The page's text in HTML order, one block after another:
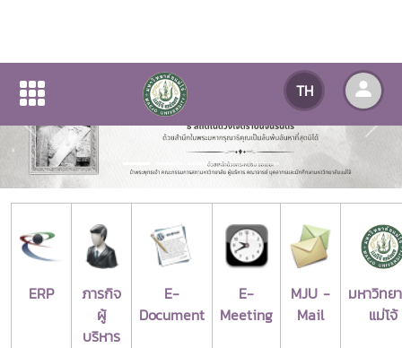
TH
Previous Next
ERP
ภารกิจ
ผู้
บริหาร
E-
Document
E-
Meeting
MJU -
Mail
มหาวิทย
แม่โจ้